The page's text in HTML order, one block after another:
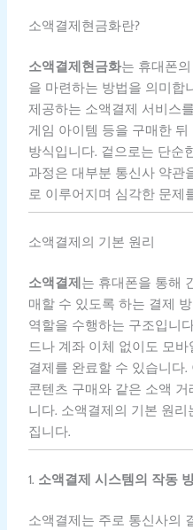
소액결제현금화란?
소액결제현금화는 휴대폰
을 마련하는 방법을 의미합
제공하는 소액결제 서비스
게임 아이템 등을 구매한
방식입니다. 겉으로는 단순
과정은 대부분 통신사 약관
로 이루어지며 심각한 문제
소액결제의 기본 원리
소액결제 는 휴대폰을 통해
매할 수 있도록 하는 결제
역할을 수행하는 구조입니
드나 계좌 이체 없이도 모바
결제를 완료할 수 있습니다
콘텐츠 구매와 같은 소액
니다. 소액결제의 기본 원
집니다.
1. 소액결제 시스템의 작동
소액결제는 주로 통신사의